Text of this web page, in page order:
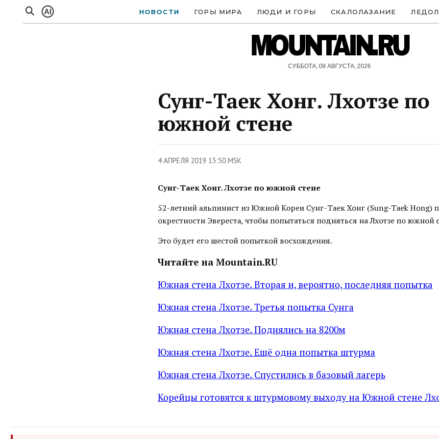
AI НОВОСТИ ГОРЫ МИРА ЛЮДИ И ГОРЫ СКАЛОЛАЗАНИЕ
MOUNTAIN.RU
СУББОТА, 08 АВГУСТА, 2026
Сунг-Таек Хонг. Лхотзе по
южной стене
4 АПРЕЛЯ 2019 13:50 MSK
Сунг-Таек Хонг. Лхотзе по южной стене
52-летний альпинист из Южной Кореи Сунг-Таек Хонг (Sung-Taek Hong)
окрестности Эвереста, чтобы попытаться подняться на Лхотзе по южной
Это будет его шестой попыткой восхождения.
Читайте на Mountain.RU
Южная стена Лхотзе. Вторая и, вероятно, последняя попытка
Южная стена Лхотзе. Третья попытка Сунга
Южная стена Лхотзе. Поднялись на 8200м
Южная стена Лхотзе. Ещё одна попытка штурма
Южная стена Лхотзе. Спустились в базовый лагерь
Корейцы готовятся к штурмовому выходу на Южной стене